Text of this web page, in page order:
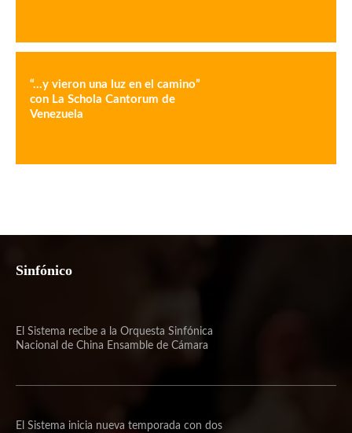
“…y vieron una luz en el camino”
con La Schola Cantorum de
Venezuela
Sinfónico
El Sistema recibe a la Orquesta Sinfónica
Nacional de China Ensamble de Cámara
El Sistema inicia nueva temporada con dos